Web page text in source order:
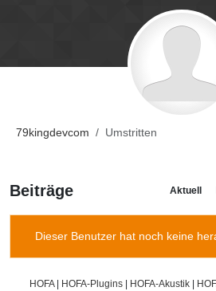
79kingdevcom Umstritten
Beiträge Aktuell
Dieser Benutzer hat noch keine
HOFA| HOFA-Plugins HOFA-Akustik